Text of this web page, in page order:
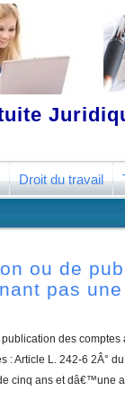
Droit du travail
ou de
pas
des
Article L. 242-6 2Â°
cinq ans et dâ€™une